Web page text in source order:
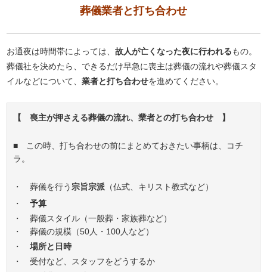
葬儀業者と打ち合わせ
お通夜は時間帯によっては、故人が亡くなった夜に行われるもの。
葬儀社を決めたら、できるだけ早急に喪主は葬儀の流れや葬儀スタ
イルなどについて、業者と打ち合わせを進めてください。
【 喪主が押さえる葬儀の流れ、業者との打ち合わせ 】
■ この時、打ち合わせの前にまとめておきたい事柄は、コチ
ラ。
・ 葬儀を行う宗旨宗派 （仏式、キリスト教式など）
・予算
・ 葬儀スタイル（一般葬・家族葬など）
・ 葬儀の規模（50人・100人など）
・場所と日時
・ 受付など、スタッフをどうするか